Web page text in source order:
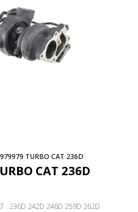
TURBO CAT 236D
CAT 236D
: 236D 242D 246D 259D 262D